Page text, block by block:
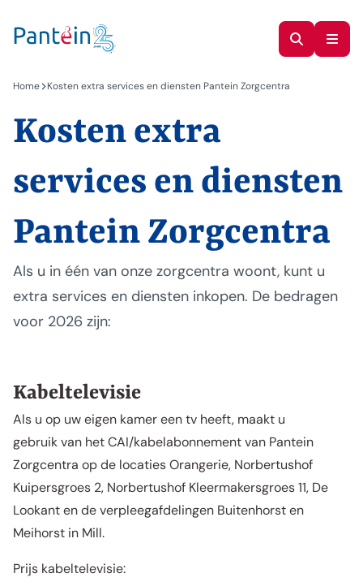
Home Kosten extra services en diensten Pantein Zorgcentra
Kosten extra
services en diensten
Pantein Zorgcentra
Als u in één van onze zorgcentra woont, kunt u
extra services en diensten inkopen. De bedragen
voor 2026 zijn:
Kabeltelevisie
Als u op uw eigen kamer een tv heeft, maakt u
gebruik van het CAI/kabelabonnement van Pantein
Zorgcentra op de locaties Orangerie, Norbertushof
Kuipersgroes 2, Norbertushof Kleermakersgroes 11, De
Lookant en de verpleegafdelingen Buitenhorst en
Meihorst in Mill.
Prijs kabeltelevisie: